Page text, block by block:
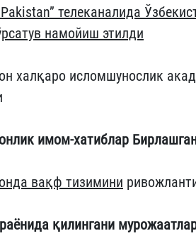
телеканалида
намойиш этилди
халқаро исломшунослик
имом-хатиблар
вақф тизимини
қилингани